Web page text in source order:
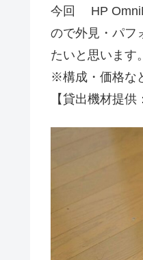
今回 HP
ので外見・パフ
たいと思います。
※構成・価格な
【貸出機材提供